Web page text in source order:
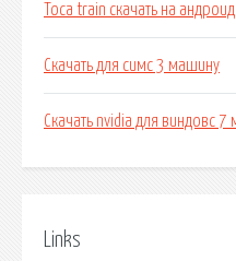
Toca train скачать на андроид
Скачать для симс 3 машину
Скачать nvidia для виндовс
Links